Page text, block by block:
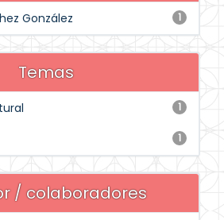
1
González
Temas
1
1
/ colaboradores